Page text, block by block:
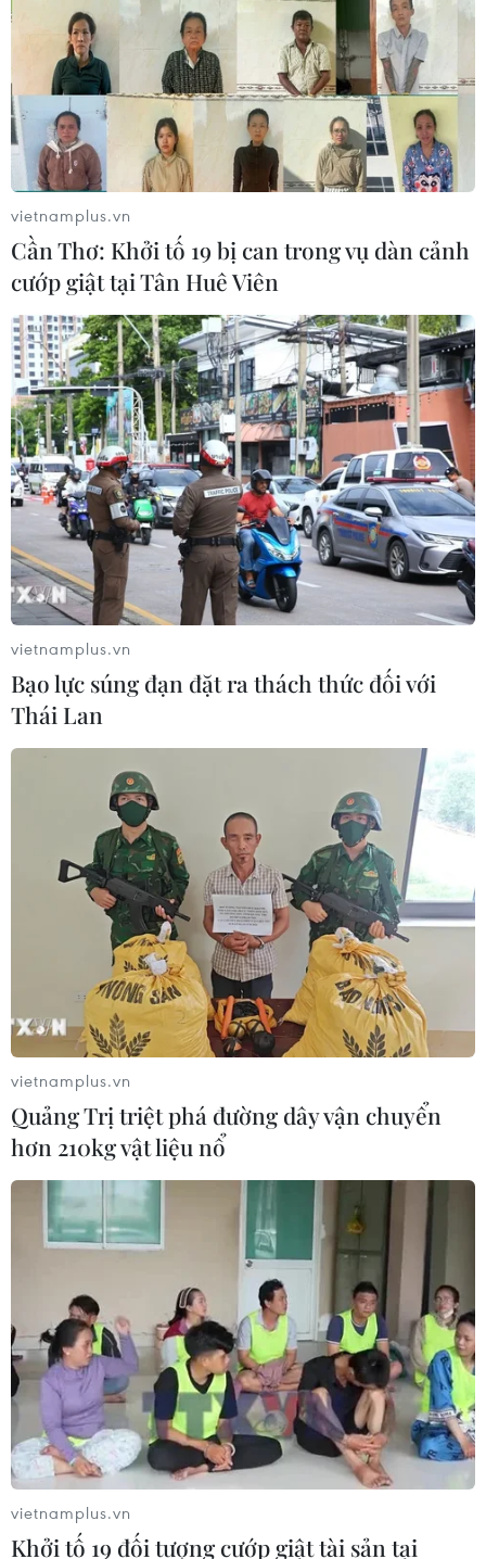
vietnamplus.vn
Cần Thơ: Khởi tố 19 bị can trong vụ dàn cảnh
cướp giật tại Tân Huê Viên
vietnamplus.vn
Bạo lực súng đạn đặt ra thách thức đối với
Thái Lan
vietnamplus.vn
Quảng Trị triệt phá đường dây vận chuyển
hơn 210kg vật liệu nổ
vietnamplus.vn
Khởi tố 19 đối tượng cướp giật tài sản tại